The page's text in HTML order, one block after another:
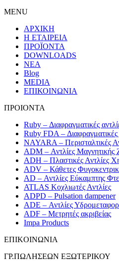
MENU
ΑΡΧΙΚΗ
Η ΕΤΑΙΡΕΙΑ
ΠΡΟΪΟΝΤΑ
DOWNLOADS
ΝΕΑ
Blog
MEDIA
ΕΠΙΚΟΙΝΩΝΙΑ
ΠΡΟΙΟΝΤΑ
Ruby – Διαφραγματικές
Ruby FDA – Διαφραγματικές
NAYARA – Περισταλτικές
ADM – Αντλίες Μαγνητικής
ADH – Πλαστικές Αντλίες
ADV – Κάθετες
AD – Αντλίες Εύκαμπτης
ATLAS Κοχλιωτές Αντλίες
ADPD – Pulsation dampener
ADE – Αντλίες
ADF – Μετρητές ακριβείας
Impa Products
ΕΠΙΚOIΝΩΝΙΑ
ΓΡ.ΠΩΛΗΣΕΩΝ ΕΞΩΤΕΡΙΚΟΥ